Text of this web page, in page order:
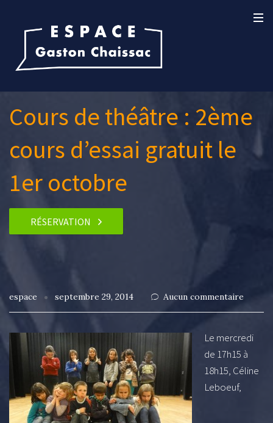
Cours de théâtre : 2ème
cours d’essai gratuit le
1er octobre
RÉSERVATION
espace septembre 29, 2014 Aucun commentaire
Le mercredi
de 17h15 à
18h15, Céline
Leboeuf,